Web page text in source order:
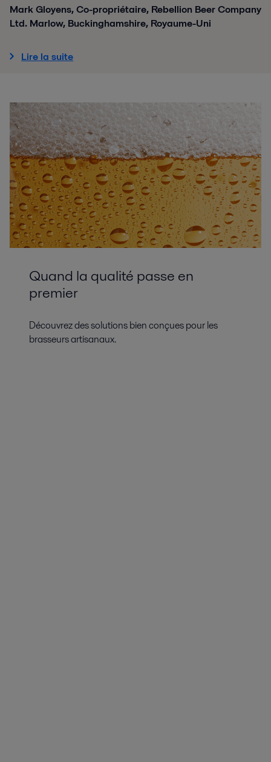
Mark Gloyens, Co-propriétaire, Rebellion Beer Company
Ltd. Marlow, Buckinghamshire, Royaume-Uni
Lire la suite
Quand la qualité passe en
premier
Découvrez des solutions bien conçues pour les
brasseurs artisanaux.